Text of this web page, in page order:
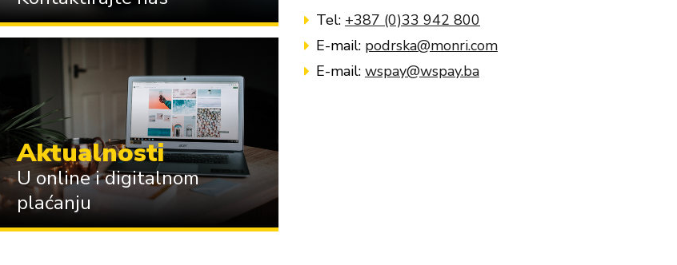
Aktualnosti
U online i digitalnom
plaćanju
Tel: +387 (0)33 942 800
E-mail: podrska@monri.com
E-mail: wspay@wspay.ba